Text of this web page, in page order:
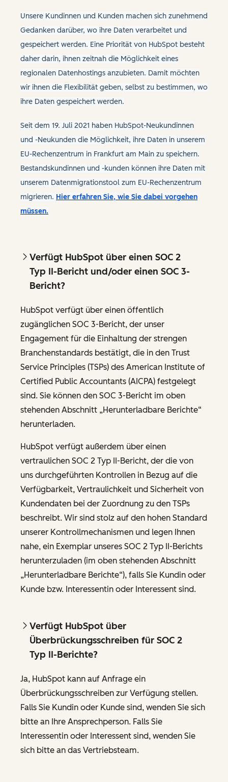
Unsere Kundinnen und Kunden machen sich zunehmend
Gedanken darüber, wo ihre Daten verarbeitet und
gespeichert werden. Eine Priorität von HubSpot besteht
daher darin, ihnen zeitnah die Möglichkeit eines
regionalen Datenhostings anzubieten. Damit möchten
wir ihnen die Flexibilität geben, selbst zu bestimmen, wo
ihre Daten gespeichert werden.
Seit dem 19. Juli 2021 haben HubSpot-Neukundinnen
und -Neukunden die Möglichkeit, ihre Daten in unserem
EU-Rechenzentrum in Frankfurt am Main zu speichern.
Bestandskundinnen und -kunden können ihre Daten mit
unserem Datenmigrationstool zum EU-Rechenzentrum
migrieren. Hier erfahren Sie, wie Sie dabei vorgehen
müssen.
Verfügt HubSpot über einen SOC 2
Typ II-Bericht und/oder einen SOC 3-
Bericht?
HubSpot verfügt über einen öffentlich
zugänglichen SOC 3-Bericht, der unser
Engagement für die Einhaltung der strengen
Branchenstandards bestätigt, die in den Trust
Service Principles (TSPs) des American Institute of
Certified Public Accountants (AICPA) festgelegt
sind. Sie können den SOC 3-Bericht im oben
stehenden Abschnitt „Herunterladbare Berichte“
herunterladen.
HubSpot verfügt außerdem über einen
vertraulichen SOC 2 Typ II-Bericht, der die von
uns durchgeführten Kontrollen in Bezug auf die
Verfügbarkeit, Vertraulichkeit und Sicherheit von
Kundendaten bei der Zuordnung zu den TSPs
beschreibt. Wir sind stolz auf den hohen Standard
unserer Kontrollmechanismen und legen Ihnen
nahe, ein Exemplar unseres SOC 2 Typ II-Berichts
herunterzuladen (im oben stehenden Abschnitt
„Herunterladbare Berichte“), falls Sie Kundin oder
Kunde bzw. Interessentin oder Interessent sind.
Verfügt HubSpot über
Überbrückungsschreiben für SOC 2
Typ II-Berichte?
Ja, HubSpot kann auf Anfrage ein
Überbrückungsschreiben zur Verfügung stellen.
Falls Sie Kundin oder Kunde sind, wenden Sie sich
bitte an Ihre Ansprechperson. Falls Sie
Interessentin oder Interessent sind, wenden Sie
sich bitte an das Vertriebsteam.